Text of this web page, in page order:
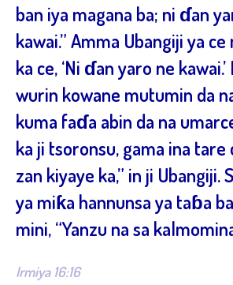
ban iya magana ba; ni ɗan
kawai.” Amma Ubangiji ya ce
ka ce, ‘Ni ɗan yaro ne
wurin kowane mutumin da
kuma faɗa abin da na
ka ji tsoronsu, gama ina tare
zan kiyaye ka,” in ji Ubangiji.
ya miƙa hannunsa ya taɓa
mini, “Yanzu na sa
Irmiya 16:16